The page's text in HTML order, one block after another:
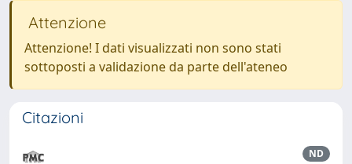
Attenzione
Attenzione! I dati visualizzati non sono stati
sottoposti a validazione da parte dell'ateneo
Citazioni
ND